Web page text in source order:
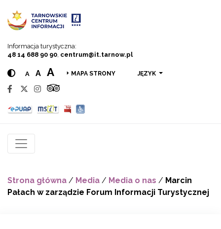
Informacja turystyczna:
48 14 688 90 90 centrum@it.tarnow.pl
A A A MAPA STRONY JĘZYK
Strona główna / Media / Media o nas / Marcin
Pałach w zarządzie Forum Informacji Turystycznej